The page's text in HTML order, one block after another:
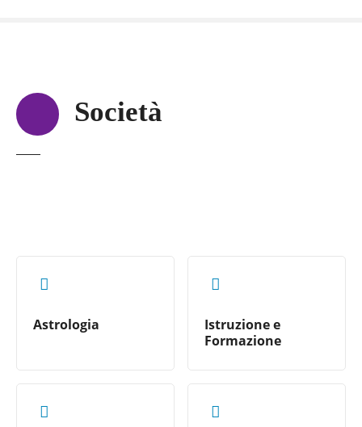
Società
Astrologia
Istruzione e
Formazione